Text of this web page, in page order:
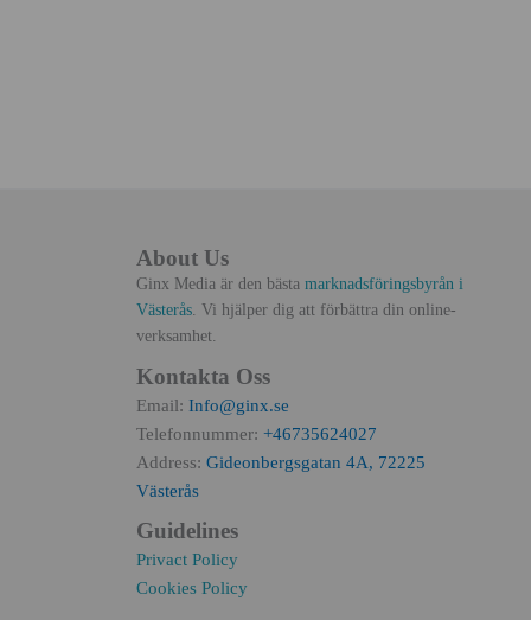
About Us
Ginx Media är den bästa marknadsföringsbyrån i
Västerås . Vi hjälper dig att förbättra din online-
verksamhet.
Kontakta Oss
Email: Info@ginx.se
Telefonnummer: +46735624027
Address: Gideonbergsgatan 4A, 72225
Västerås
Guidelines
Privact Policy
Cookies Policy